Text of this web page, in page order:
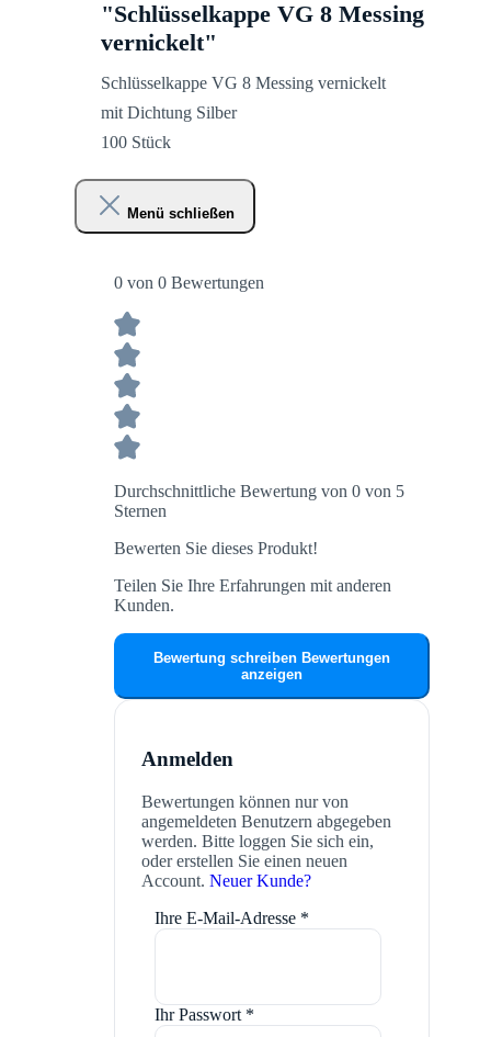
"Schlüsselkappe VG 8 Messing
vernickelt"
Schlüsselkappe VG 8 Messing vernickelt
mit Dichtung Silber
100 Stück
Menü schließen
0 von 0 Bewertungen
Durchschnittliche Bewertung von 0 von 5
Sternen
Bewerten Sie dieses Produkt!
Teilen Sie Ihre Erfahrungen mit anderen
Kunden.
Bewertung schreiben Bewertungen
anzeigen
Anmelden
Bewertungen können nur von
angemeldeten Benutzern abgegeben
werden. Bitte loggen Sie sich ein,
oder erstellen Sie einen neuen
Account. Neuer Kunde?
Ihre E-Mail-Adresse *
Ihr Passwort *